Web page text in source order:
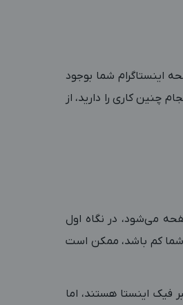
اینستاگرام شما بوجود
چنین کاری را دارید، از
می‌شود، در نگاه اول
شما کم باشد، ممکن است
فیک اینستا هستند، اما